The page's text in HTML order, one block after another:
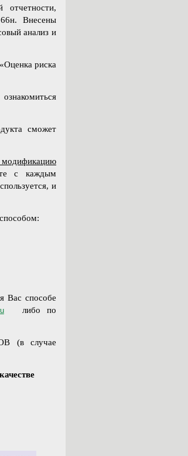
Внесены
анализ и
риска
сможет
с каждым
и
Вас способе
либо по
(в случае